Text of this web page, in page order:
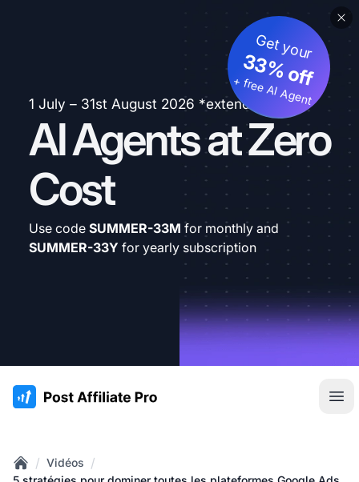
1 July – 31st August 2026 *extended
AI Agents at Zero
Cost
Get your
33% off
+ free AI Agent
Use code SUMMER-33M for monthly and
SUMMER-33Y for yearly subscription
:site.title
/ Vidéos /